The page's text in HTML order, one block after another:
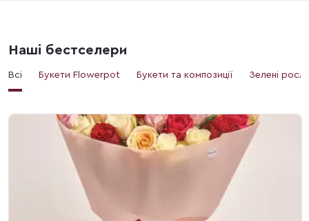
Наші бестселери
Всі Букети Flowerpot Букети та композиції Зелені